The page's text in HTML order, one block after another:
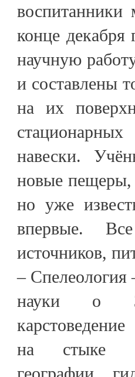
конце декабря
научную
и составлены
на их
навески.
новые пещеры,
но уже
впервые.
источников,
– Спелеология
науки о
на стыке
географии,